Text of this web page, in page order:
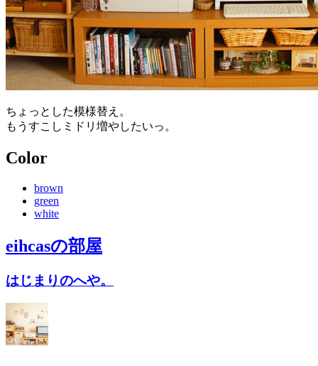
ちょっとした模様替え。
もうすこしミドリ増やしたいっ。
Color
brown
green
white
eihcasの部屋
はじまりのへや。